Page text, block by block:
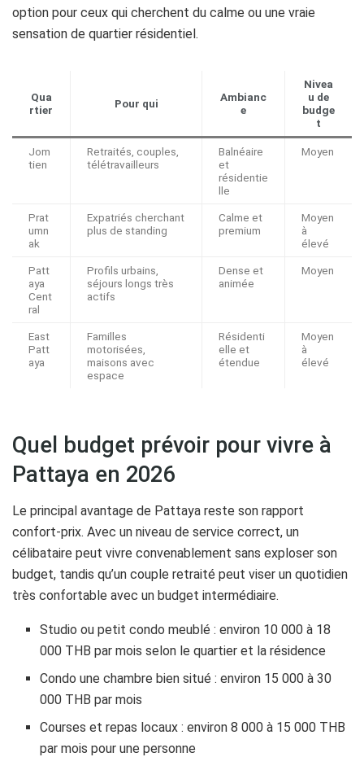
option pour ceux qui cherchent du calme ou une vraie
sensation de quartier résidentiel.
Qua
rtier
Pour qui
Ambianc
e
Nivea
u de
budge
t
Jom
tien
Retraités, couples,
télétravailleurs
Balnéaire
et
résidentie
lle
Moyen
Prat
umn
ak
Expatriés cherchant
plus de standing
Calme et
premium
Moyen
à
élevé
Patt
aya
Cent
ral
Profils urbains,
séjours longs très
actifs
Dense et
animée
Moyen
East
Patt
aya
Familles
motorisées,
maisons avec
espace
Résidenti
elle et
étendue
Moyen
à
élevé
Quel budget prévoir pour vivre à
Pattaya en 2026
Le principal avantage de Pattaya reste son rapport
confort-prix. Avec un niveau de service correct, un
célibataire peut vivre convenablement sans exploser son
budget, tandis qu’un couple retraité peut viser un quotidien
très confortable avec un budget intermédiaire.
Studio ou petit condo meublé : environ 10 000 à 18
000 THB par mois selon le quartier et la résidence
Condo une chambre bien situé : environ 15 000 à 30
000 THB par mois
Courses et repas locaux : environ 8 000 à 15 000 THB
par mois pour une personne